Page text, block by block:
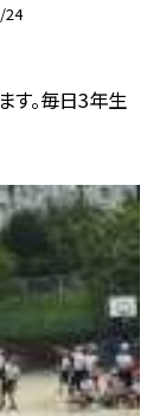
24
す。毎日3年生